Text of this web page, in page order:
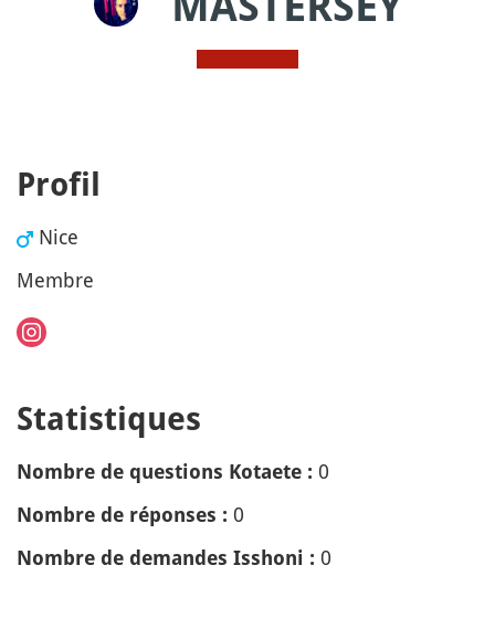
Profil
Nice
Membre
Statistiques
Nombre de questions Kotaete : 0
Nombre de réponses : 0
Nombre de demandes Isshoni : 0